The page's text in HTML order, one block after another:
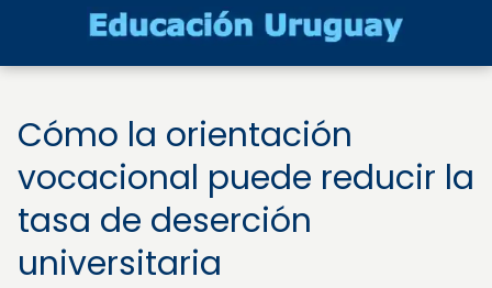
Cómo la orientación
vocacional puede reducir la
tasa de deserción
universitaria